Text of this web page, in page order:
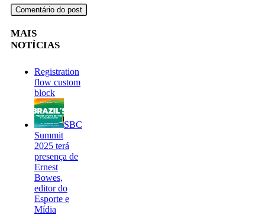
MAIS
NOTÍCIAS
Registration
flow custom
block
SBC
Summit
2025 terá
presença de
Ernest
Bowes,
editor do
Esporte e
Mídia